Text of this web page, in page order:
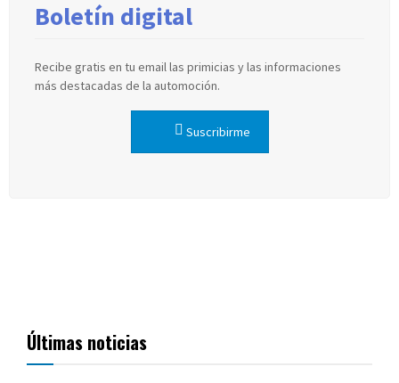
Boletín digital
Recibe gratis en tu email las primicias y las informaciones
más destacadas de la automoción.
Suscribirme
Últimas noticias